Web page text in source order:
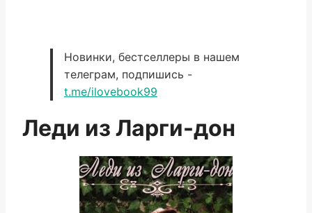
Новинки, бестселлеры в нашем
телеграм, подпишись -
t.me/ilovebook99
Леди из Ларги-дон